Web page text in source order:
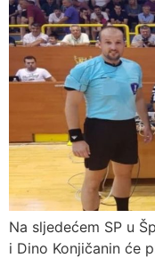
Na sljedećem SP u
i Dino Konjičanin će